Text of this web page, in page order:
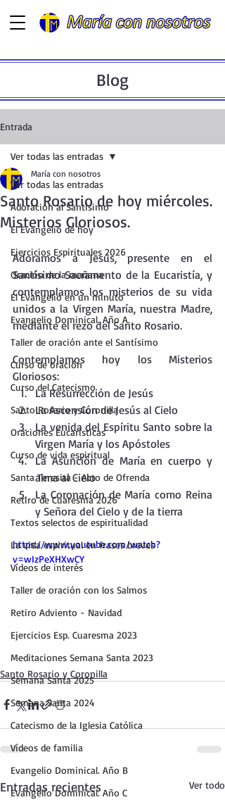
Blog
Entrada
Ver todas las entradas
Adoración al Santísimo
El Evangelio de hoy
Ejercicios Espirituales 2026
Oración de la mañana
El Evangelio en un minuto
Evangelio Dominical. Año A.
Taller de oración ante el Santísimo
Curso de oración
Curso del Catecismo
Santo Rosario y Coronilla
Oraciones Eucarísticas
Curso de vida espiritual
Santa Teresita - Acto de Ofrenda
Retiro de Cuaresma 2026
Textos selectos de espiritualidad
La vida espiritual en frases breves
Vídeos de interés
Taller de oración con los Salmos
Retiro Adviento - Navidad
Ejercicios Esp. Cuaresma 2023
Meditaciones Semana Santa 2023
Semana Santa 2025
Semana Santa 2024
Catecismo de la Iglesia Católica
Vídeos de familia
Evangelio Dominical. Año B
Evangelio Dominical. Año C
Ver todas las entradas
Santo Rosario de hoy miércoles.
Misterios Gloriosos.
María con nosotros
Adoramos a Jesús, presente en el
Santísimo Sacramento de la Eucaristía, y
contemplamos los misterios de su vida
unidos a la Virgen María, nuestra Madre,
mediante el rezo del Santo Rosario.
Contemplamos hoy los Misterios
Gloriosos:
La Resurrección de Jesús
La Ascensión de Jesús al Cielo
La venida del Espíritu Santo sobre la
Virgen María y los Apóstoles
La Asunción de María en cuerpo y
alma al Cielo
La Coronación de María como Reina
y Señora del Cielo y de la tierra
https://www.youtube.com/watch?
v=wIzPeXHXwCY
Santo Rosario y Coronilla
Entradas recientes Ver todo